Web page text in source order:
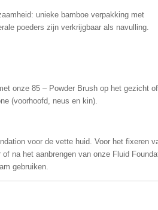
unieke bamboe verpakking met
poeders zijn verkrijgbaar als navulling.
onze 85 – Powder Brush op het gezicht
(voorhoofd, neus en kin).
voor de vette huid. Voor het fixeren
na het aanbrengen van onze Fluid
gebruiken.